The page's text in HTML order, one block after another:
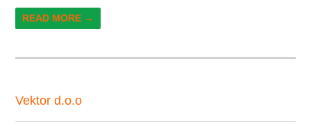
READ MORE →
Vektor d.o.o